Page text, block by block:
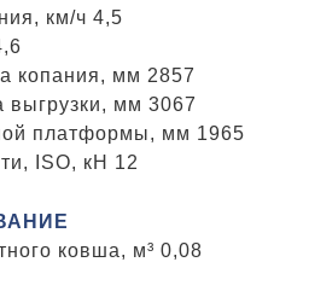
км/ч 4,5
копания, мм 2857
выгрузки, мм 3067
платформы, мм 1965
ISO, кН 12
ковша, м³ 0,08